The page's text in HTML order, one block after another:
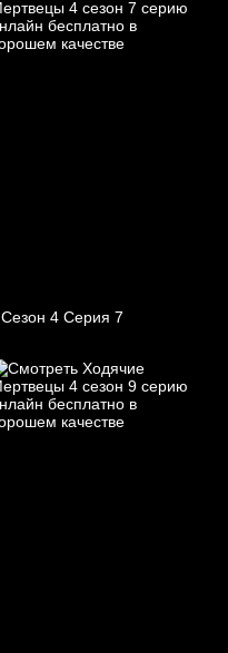
Сезон 4 Серия 7